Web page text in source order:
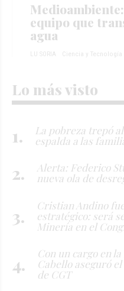
equipo que
agua
LU SORIA Ciencia y Tecnología
Lo más visto
La pobreza trepó
espalda a las
Alerta: Federico
nueva ola de
Cristian Andino
estratégico: será
Minería en el
Con un cargo en
Cabello aseguró
de CGT